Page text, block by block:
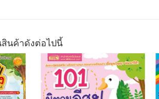
นค้าดังต่อไปนี้